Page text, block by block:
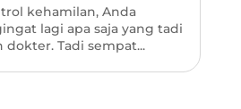
kehamilan, Anda
lagi apa saja yang tadi
Tadi sempat...